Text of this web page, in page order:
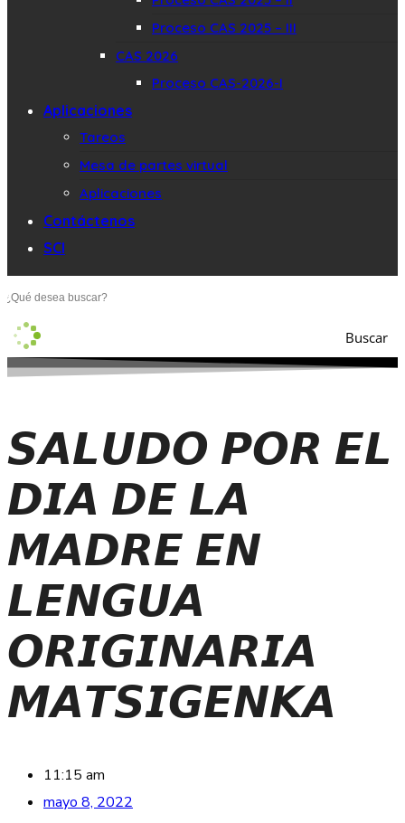
Proceso CAS 2025 – III
CAS 2026
Proceso CAS-2026-I
Aplicaciones
Tareos
Mesa de partes virtual
Aplicaciones
Contáctenos
SCI
Buscar
𝙎𝘼𝙇𝙐𝘿𝙊 𝙋𝙊𝙍 𝙀𝙇
𝘿𝙄𝘼 𝘿𝙀 𝙇𝘼
𝙈𝘼𝘿𝙍𝙀 𝙀𝙉
𝙇𝙀𝙉𝙂𝙐𝘼
𝙊𝙍𝙄𝙂𝙄𝙉𝘼𝙍𝙄𝘼
𝙈𝘼𝙏𝙎𝙄𝙂𝙀𝙉𝙆𝘼
11:15 am
mayo 8, 2022